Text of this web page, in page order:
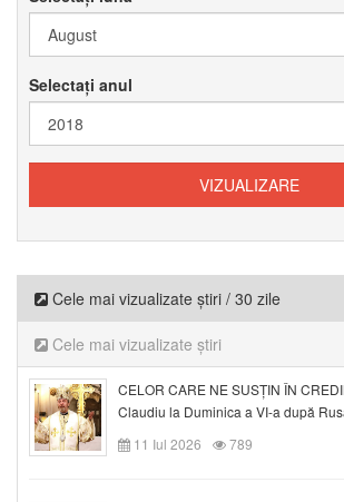
Selectați anul
Cele mai vizualizate știri / 30 zile
Cele mai vizualizate știri
CELOR CARE NE SUSȚIN ÎN
Claudiu la Duminica a VI-a după
11 Iul 2026
789